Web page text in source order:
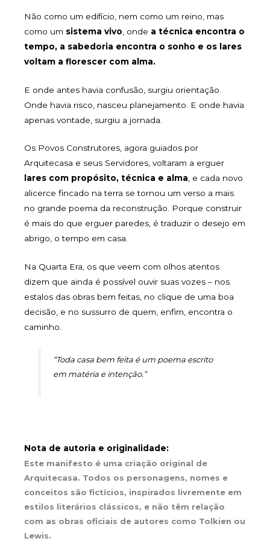
Não como um edifício, nem como um reino, mas
como um sistema vivo , onde a técnica encontra o
tempo, a sabedoria encontra o sonho e os lares
voltam a florescer com alma.
E onde antes havia confusão, surgiu orientação.
Onde havia risco, nasceu planejamento. E onde havia
apenas vontade, surgiu a jornada.
Os Povos Construtores, agora guiados por
Arquitecasa e seus Servidores, voltaram a erguer
lares com propósito, técnica e alma, e cada novo
alicerce fincado na terra se tornou um verso a mais
no grande poema da reconstrução. Porque construir
é mais do que erguer paredes, é traduzir o desejo em
abrigo, o tempo em casa.
Na Quarta Era, os que veem com olhos atentos
dizem que ainda é possível ouvir suas vozes – nos
estalos das obras bem feitas, no clique de uma boa
decisão, e no sussurro de quem, enfim, encontra o
caminho.
“Toda casa bem feita é um poema escrito
em matéria e intenção.”
Nota de autoria e originalidade:
Este manifesto é uma criação original de
Arquitecasa. Todos os personagens, nomes e
conceitos são fictícios, inspirados livremente em
estilos literários clássicos, e não têm relação
com as obras oficiais de autores como Tolkien ou
Lewis.